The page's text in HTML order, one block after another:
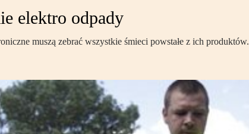
elektro odpady
muszą zebrać wszystkie śmieci powstałe z ich produktów.